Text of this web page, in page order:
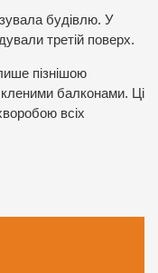
будівлю. У
третій поверх.
пізнішою
балконами. Ці
всіх